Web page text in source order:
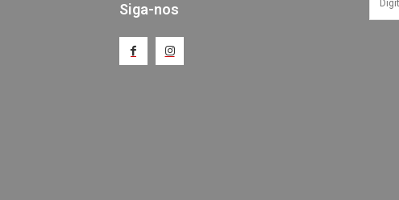
Siga-nos